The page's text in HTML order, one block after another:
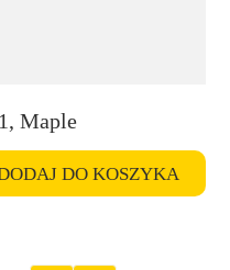
Maple
DO KOSZYKA